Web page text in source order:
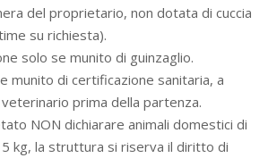
del proprietario, non dotata di cuccia
su richiesta).
solo se munito di guinzaglio.
munito di certificazione sanitaria, a
prima della partenza.
NON dichiarare animali domestici di
kg, la struttura si riserva il diritto di